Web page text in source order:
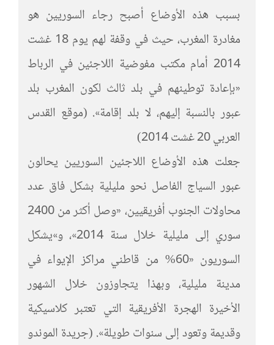
بسبب هذه الأوضاع أصبح رجاء السوريين هو
مغادرة المغرب، حيث في وقفة لهم يوم 18 غشت
2014 أمام مكتب مفوضية اللاجئين في الرباط
«بإعادة توطينهم في بلد ثالث لكون المغرب بلد
عبور بالنسبة إليهم، لا بلد إقامة». (موقع القدس
العربي 20 غشت 2014)
جعلت هذه الأوضاع اللاجئين السوريين يحالون
عبور السياج الفاصل نحو مليلية بشكل فاق عدد
محاولات الجنوب أفريقيين، «وصل أكثر من 2400
سوري إلى مليلية خلال سنة 2014»، و»يشكل
السوريون «60% من قاطني مراكز الإيواء في
مدينة مليلية، وبهذا يتجاوزون خلال الشهور
الأخيرة الهجرة الأفريقية التي تعتبر كلاسيكية
وقديمة وتعود إلى سنوات طويلة». (جريدة الموندو